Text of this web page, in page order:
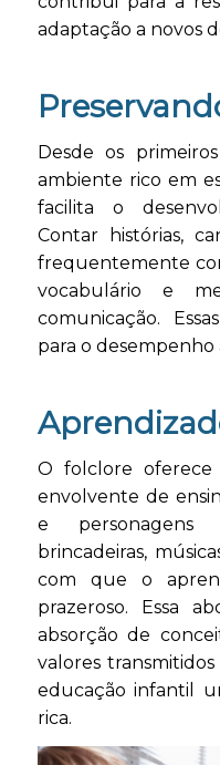
adaptação a novos
Desde os
ambiente rico em
facilita o
Contar histórias,
frequentemente
vocabulário e
comunicação.
para o
O folclore
envolvente de
e personagens
brincadeiras,
com que o
prazeroso. Essa
absorção de
valores
educação infantil
rica.